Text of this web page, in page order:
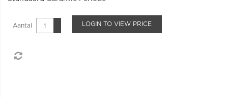
Aantal LOGIN TO VIEW PRICE